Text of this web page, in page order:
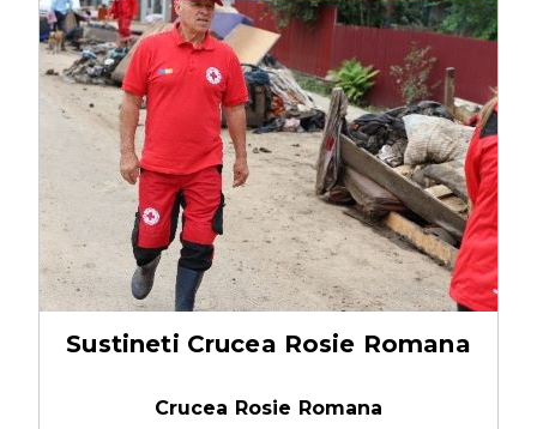
Sustineti Crucea Rosie Romana
Crucea Rosie Romana